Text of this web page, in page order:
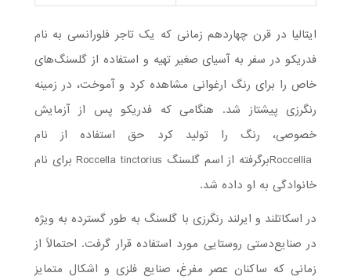
ایتالیا در قرن چهاردهم زمانی که یک تاجر فلورانسی به نام
فدریکو در سفر به آسیای صغیر تهیه و استفاده از گلسنگ‌های
خاص را برای رنگ ارغوانی مشاهده کرد و آموخت، در زمینه
رنگرزی پیشتاز شد. هنگامی که فدریکو پس از آزمایش
خصوصی، رنگ را تولید کرد حق استفاده از نام
Roccelliaبرگرفته از اسم گلسنگ Roccella tinctorius برای نام
خانوادگی به او داده شد.
در اسکاتلند و ایرلند رنگرزی با گلسنگ به طور گسترده به ویژه
در صنایع‌دستی روستایی مورد استفاده قرار گرفت. احتمالاً از
زمانی که ساکنان عصر مفرغ، صنایع فلزی و اشکال متمایز